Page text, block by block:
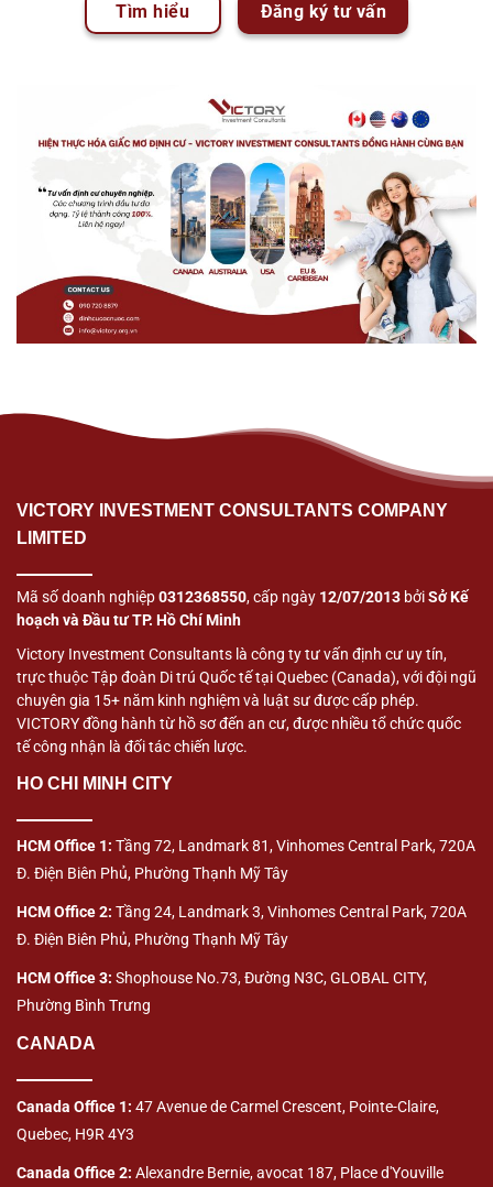
Tìm hiểu Đăng ký tư vấn
VICTORY INVESTMENT CONSULTANTS COMPANY
LIMITED
Mã số doanh nghiệp0312368550, cấp ngày 12/07/2013 bởiSở Kế
hoạch và Đầu tư TP. Hồ Chí Minh
Victory Investment Consultants là công ty tư vấn định cư uy tín,
trực thuộc Tập đoàn Di trú Quốc tế tại Quebec (Canada), với đội ngũ
chuyên gia 15+ năm kinh nghiệm và luật sư được cấp phép.
VICTORY đồng hành từ hồ sơ đến an cư, được nhiều tổ chức quốc
tế công nhận là đối tác chiến lược.
HO CHI MINH CITY
HCM Office 1: Tầng 72, Landmark 81, Vinhomes Central Park, 720A
Đ. Điện Biên Phủ, Phường Thạnh Mỹ Tây
HCM Office 2: Tầng 24, Landmark 3, Vinhomes Central Park, 720A
Đ. Điện Biên Phủ, Phường Thạnh Mỹ Tây
HCM Office 3: Shophouse No.73, Đường N3C, GLOBAL CITY,
Phường Bình Trưng
CANADA
Canada Office 1: 47 Avenue de Carmel Crescent, Pointe-Claire,
Quebec, H9R 4Y3
Canada Office 2: Alexandre Bernie, avocat 187, Place d'Youville